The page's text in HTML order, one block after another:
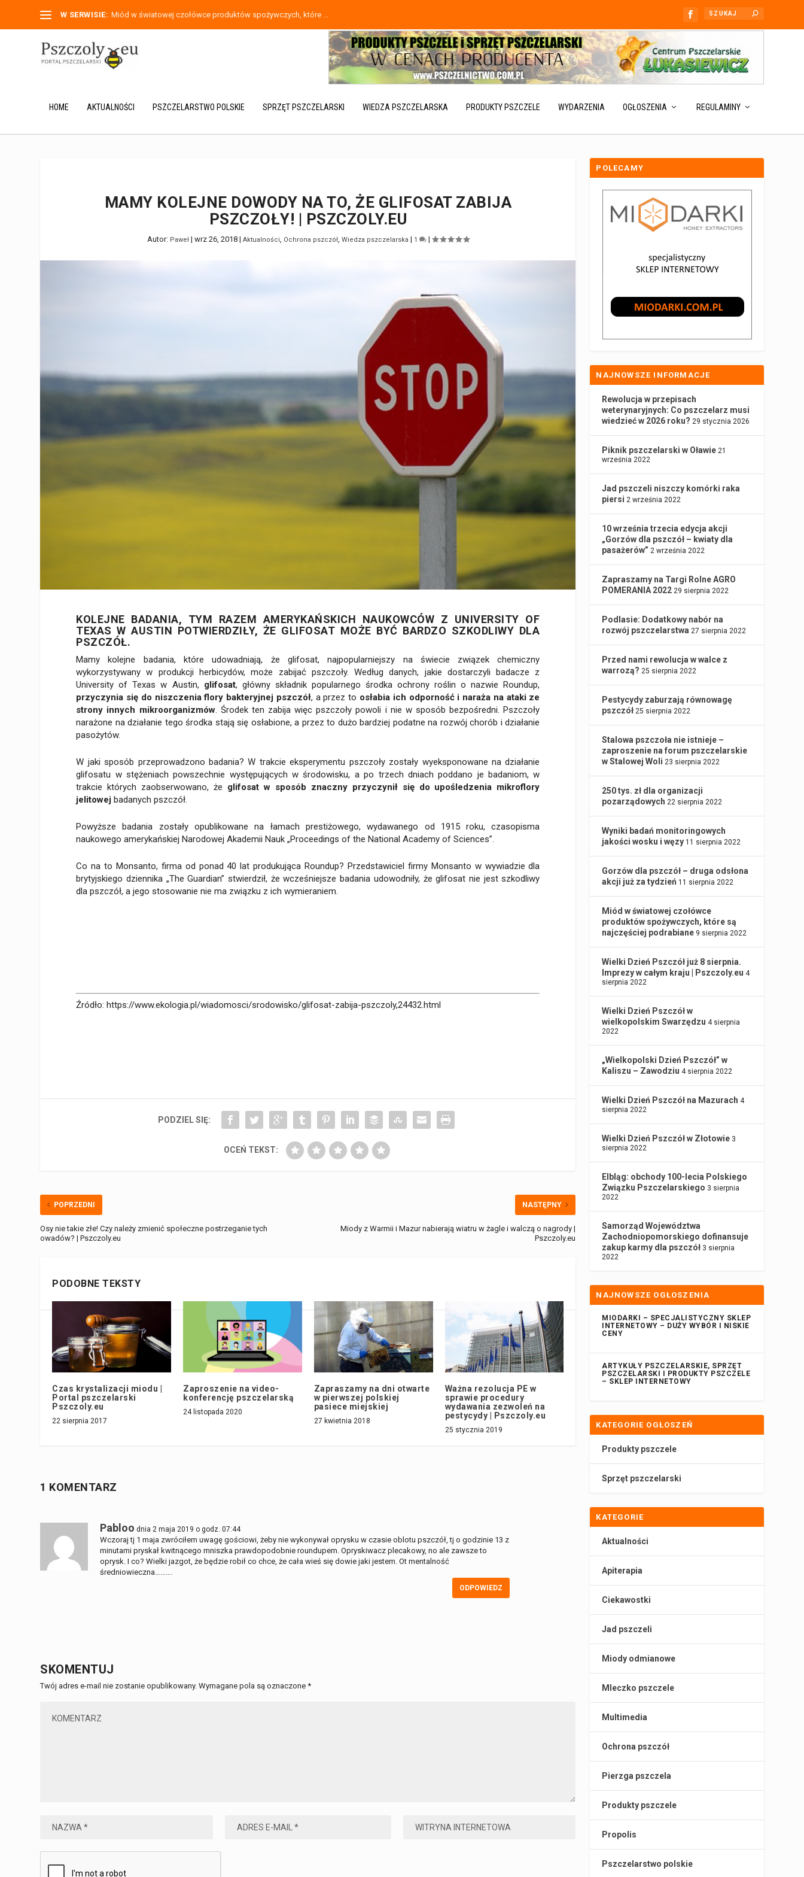
W SERWISIE: Miód w światowej czołówce produktów spożywczych, które ...
HOME AKTUALNOŚCI PSZCZELARSTWO POLSKIE SPRZĘT PSZCZELARSKI WIEDZA PSZCZELARSKA PRODUKTY PSZCZELE WYDARZENIA OGŁOSZENIA REGULAMINY
MAMY KOLEJNE DOWODY NA TO, ŻE GLIFOSAT ZABIJA
PSZCZOŁY! | PSZCZOLY.EU
Autor: Paweł| wrz 26, 2018| Aktualności, Ochrona pszczół, Wiedza pszczelarska | 1 |
KOLEJNE BADANIA, TYM RAZEM AMERYKAŃSKICH NAUKOWCÓW Z UNIVERSITY OF
TEXAS W AUSTIN POTWIERDZIŁY, ŻE GLIFOSAT MOŻE BYĆ BARDZO SZKODLIWY DLA
PSZCZÓŁ.
Mamy kolejne badania, które udowadniają, że glifosat, najpopularniejszy na świecie związek chemiczny
wykorzystywany w produkcji herbicydów, może zabijać pszczoły. Według danych, jakie dostarczyli badacze z
University of Texas w Austin, glifosat, główny składnik popularnego środka ochrony roślin o nazwie Roundup,
przyczynia się do niszczenia flory bakteryjnej pszczół, a przez to osłabia ich odporność i naraża na ataki ze
strony innych mikroorganizmów. Środek ten zabija więc pszczoły powoli i nie w sposób bezpośredni. Pszczoły
narażone na działanie tego środka stają się osłabione, a przez to dużo bardziej podatne na rozwój chorób i działanie
pasożytów.
W jaki sposób przeprowadzono badania? W trakcie eksperymentu pszczoły zostały wyeksponowane na działanie
glifosatu w stężeniach powszechnie występujących w środowisku, a po trzech dniach poddano je badaniom, w
trakcie których zaobserwowano, że glifosat w sposób znaczny przyczynił się do upośledzenia mikroflory
jelitowej badanych pszczół.
Powyższe badania zostały opublikowane na łamach prestiżowego, wydawanego od 1915 roku, czasopisma
naukowego amerykańskiej Narodowej Akademii Nauk „Proceedings of the National Academy of Sciences”.
Co na to Monsanto, firma od ponad 40 lat produkująca Roundup? Przedstawiciel firmy Monsanto w wywiadzie dla
brytyjskiego dziennika „The Guardian” stwierdził, że wcześniejsze badania udowodniły, że glifosat nie jest szkodliwy
dla pszczół, a jego stosowanie nie ma związku z ich wymieraniem.
Źródło: https://www.ekologia.pl/wiadomosci/srodowisko/glifosat-zabija-pszczoly,24432.html
PODZIEL SIĘ:
OCEŃ TEKST:
POPRZEDNI
Osy nie takie złe! Czy należy zmienić społeczne postrzeganie tych
owadów? | Pszczoly.eu
NASTĘPNY
Miody z Warmii i Mazur nabierają wiatru w żagle i walczą o nagrody |
Pszczoly.eu
PODOBNE TEKSTY
Czas krystalizacji miodu |
Portal pszczelarski
Pszczoly.eu
22 sierpnia 2017
Zaproszenie na video-
konferencję pszczelarską
24 listopada 2020
Zapraszamy na dni otwarte
w pierwszej polskiej
pasiece miejskiej
27 kwietnia 2018
Ważna rezolucja PE w
sprawie procedury
wydawania zezwoleń na
pestycydy | Pszczoly.eu
25 stycznia 2019
1 KOMENTARZ
Pabloo dnia 2 maja 2019 o godz. 07:44
Wczoraj tj 1 maja zwróciłem uwagę gościowi, żeby nie wykonywał oprysku w czasie oblotu pszczół, tj o godzinie 13 z
minutami pryskał kwitnącego mniszka prawdopodobnie roundupem. Opryskiwacz plecakowy, no ale zawsze to
oprysk. I co? Wielki jazgot, że będzie robił co chce, że cała wieś się dowie jaki jestem. Ot mentalność
średniowieczna……….
ODPOWIEDZ
SKOMENTUJ
Twój adres e-mail nie zostanie opublikowany. Wymagane pola są oznaczone*
POLECAMY
NAJNOWSZE INFORMACJE
Rewolucja w przepisach
weterynaryjnych: Co pszczelarz musi
wiedzieć w 2026 roku? 29 stycznia 2026
Piknik pszczelarski w Oławie 21
września 2022
Jad pszczeli niszczy komórki raka
piersi 2 września 2022
10 września trzecia edycja akcji
„Gorzów dla pszczół – kwiaty dla
pasażerów” 2 września 2022
Zapraszamy na Targi Rolne AGRO
POMERANIA 2022 29 sierpnia 2022
Podlasie: Dodatkowy nabór na
rozwój pszczelarstwa 27 sierpnia 2022
Przed nami rewolucja w walce z
warrozą? 25 sierpnia 2022
Pestycydy zaburzają równowagę
pszczół 25 sierpnia 2022
Stalowa pszczoła nie istnieje –
zaproszenie na forum pszczelarskie
w Stalowej Woli 23 sierpnia 2022
250 tys. zł dla organizacji
pozarządowych 22 sierpnia 2022
Wyniki badań monitoringowych
jakości wosku i węzy 11 sierpnia 2022
Gorzów dla pszczół – druga odsłona
akcji już za tydzień 11 sierpnia 2022
Miód w światowej czołówce
produktów spożywczych, które są
najczęściej podrabiane 9 sierpnia 2022
Wielki Dzień Pszczół już 8 sierpnia.
Imprezy w całym kraju | Pszczoly.eu 4
sierpnia 2022
Wielki Dzień Pszczół w
wielkopolskim Swarzędzu 4 sierpnia
2022
„Wielkopolski Dzień Pszczół” w
Kaliszu – Zawodziu 4 sierpnia 2022
Wielki Dzień Pszczół na Mazurach 4
sierpnia 2022
Wielki Dzień Pszczół w Złotowie 3
sierpnia 2022
Elbląg: obchody 100-lecia Polskiego
Związku Pszczelarskiego 3 sierpnia
2022
Samorząd Województwa
Zachodniopomorskiego dofinansuje
zakup karmy dla pszczół 3 sierpnia
2022
NAJNOWSZE OGŁOSZENIA
MIODARKI – SPECJALISTYCZNY SKLEP
INTERNETOWY – DUŻY WYBÓR I NISKIE
CENY
ARTYKUŁY PSZCZELARSKIE, SPRZĘT
PSZCZELARSKI I PRODUKTY PSZCZELE
– SKLEP INTERNETOWY
KATEGORIE OGŁOSZEŃ
Produkty pszczele
Sprzęt pszczelarski
KATEGORIE
Aktualności
Apiterapia
Ciekawostki
Jad pszczeli
Miody odmianowe
Mleczko pszczele
Multimedia
Ochrona pszczół
Pierzga pszczela
Produkty pszczele
Propolis
Pszczelarstwo polskie